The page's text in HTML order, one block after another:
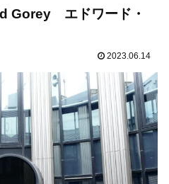
Gorey エドワード・
2023.06.14